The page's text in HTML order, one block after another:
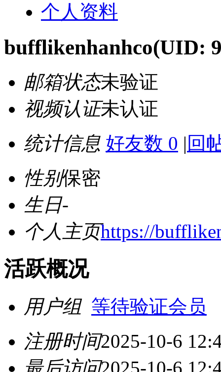
个人资料
bufflikenhanhco(UID:
邮箱状态未验证
视频认证未认证
统计信息 好友数 0 | 回
性别保密
生日-
个人主页https://
活跃概况
用户组 等待验证会员
注册时间2025-10-6